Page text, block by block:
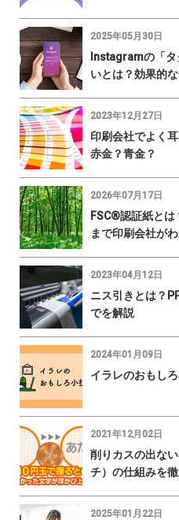
2025年05月30日
Instagramの「
いとは？効果的
2023年12月27日
印刷会社でよく
赤金？青金？
2026年07月17日
FSC®認証紙と
まで印刷会社が
2023年04月12日
ニス引きとは？
でを解説
2024年01月09日
イラレのおもし
2021年12月02日
削りカスの出な
チ）の仕組みを徹
2025年01月22日